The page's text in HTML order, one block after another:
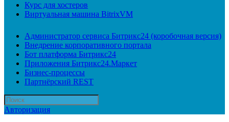
Курс для хостеров
Виртуальная машина BitrixVM
Администратор сервиса Битрикс24 (коробочная версия)
Внедрение корпоративного портала
Бот платформа Битрикс24
Приложения Битрикс24.Маркет
Бизнес-процессы
Партнёрский REST
Авторизация